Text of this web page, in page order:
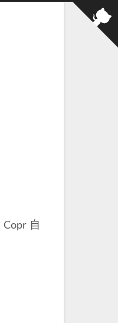
自